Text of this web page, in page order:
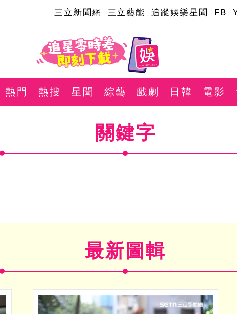
三立新聞網 三立藝能 追蹤娛樂星聞 FB
熱門 熱搜 星聞 綜藝 戲劇 日韓 電影
關鍵字
最新圖輯